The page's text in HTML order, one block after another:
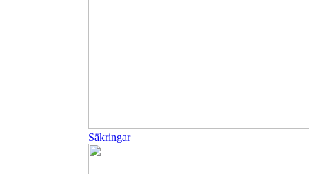
Säkringar